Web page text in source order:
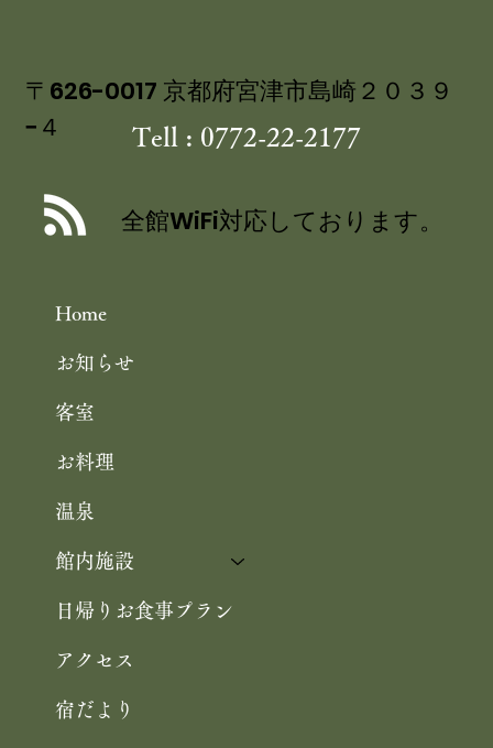
ルク 飯尾醸造 富士酢プレミアム使用
Home
お知らせ
客室
お料理
温泉
館内施設
日帰りお食事プラン
アクセス
宿だより
〒626-0017 京都府宮津市島崎２０３９
−４
Tell : 0772-22-2177
全館WiFi対応しております。